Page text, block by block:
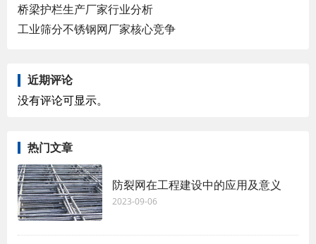
桥梁护栏生产厂家行业分析
工业筛分不锈钢网厂家核心竞争
近期评论
没有评论可显示。
热门文章
防裂网在工程建设中的应用及意义
2023-09-06